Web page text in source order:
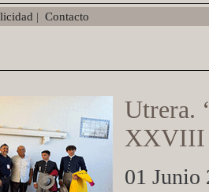
| Contacto
Utrera.
XXVIII
01 Junio